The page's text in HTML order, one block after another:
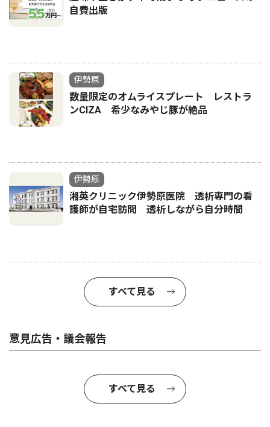
自費出版
伊勢原
数量限定のオムライスプレート レストラ
ンCIZA 希少なみやじ豚が絶品
伊勢原
湘英クリニック伊勢原医院 透析専門の看
護師が自宅訪問 透析しながら自分時間
すべて見る
意見広告・議会報告
すべて見る